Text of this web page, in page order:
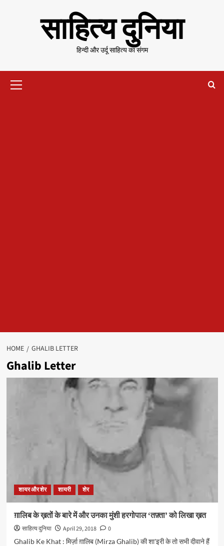
साहित्य दुनिया
हिन्दी और उर्दू साहित्य का संगम
Menu
HOME GHALIB LETTER
Ghalib Letter
शायर और शेर शायरी शेर
ग़ालिब के ख़तों के बारे में और उनका मुंशी हरगोपाल ‘तफ़्ता’ को लिखा ख़त
साहित्य दुनिया April 29, 2018
0
Ghalib Ke Khat : मिर्ज़ा ग़ालिब (Mirza Ghalib) की शा'इरी के तो सभी दीवाने हैं